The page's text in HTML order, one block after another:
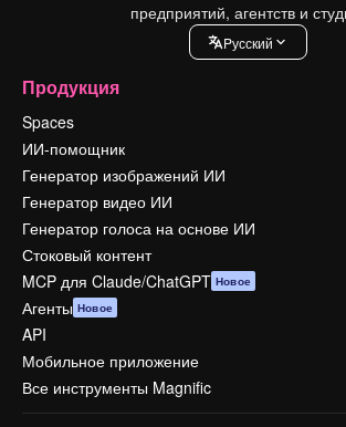
предприятий, агентств и
Pусский
Продукция
Spaces
ИИ-помощник
Генератор изображений ИИ
Генератор видео ИИ
Генератор голоса на основе ИИ
Стоковый контент
MCP для Claude/ChatGPT Новое
Агенты Новое
API
Мобильное приложение
Все инструменты Magnific